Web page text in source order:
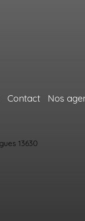
Contact Nos